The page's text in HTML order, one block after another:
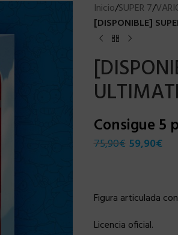
Inicio/SUPER 7/
[DISPONIBLE]
Consigue 5
75,90€ 59,90€
Figura articulada
Licencia oficial.